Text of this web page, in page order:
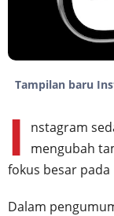
Tampilan baru
I
nstagram
mengubah
fokus besar pada
Dalam